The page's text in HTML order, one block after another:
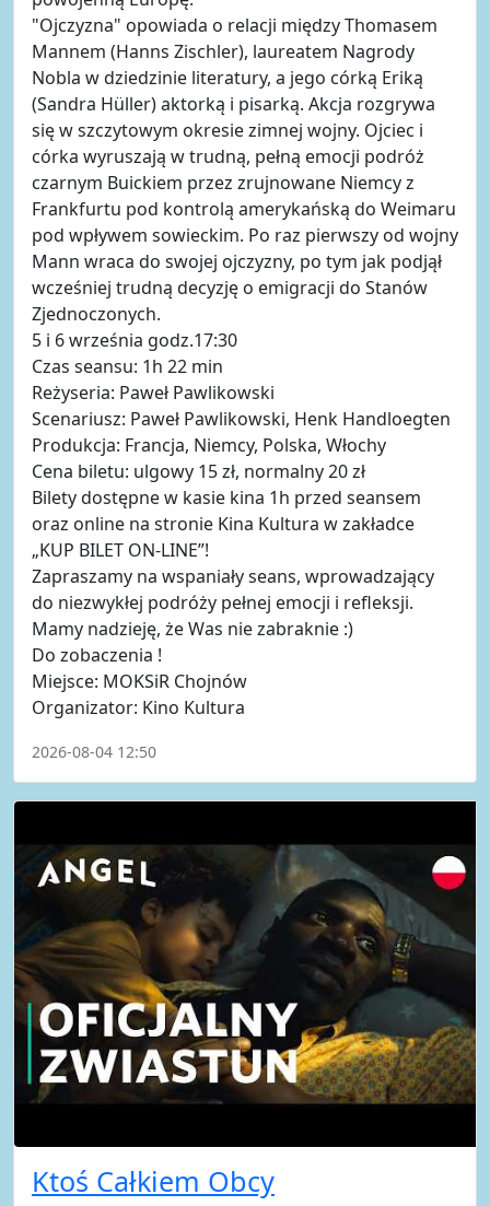
"Ojczyzna" opowiada o relacji między Thomasem
Mannem (Hanns Zischler), laureatem Nagrody
Nobla w dziedzinie literatury, a jego córką Eriką
(Sandra Hüller) aktorką i pisarką. Akcja rozgrywa
się w szczytowym okresie zimnej wojny. Ojciec i
córka wyruszają w trudną, pełną emocji podróż
czarnym Buickiem przez zrujnowane Niemcy z
Frankfurtu pod kontrolą amerykańską do Weimaru
pod wpływem sowieckim. Po raz pierwszy od wojny
Mann wraca do swojej ojczyzny, po tym jak podjął
wcześniej trudną decyzję o emigracji do Stanów
Zjednoczonych.
5 i 6 września godz.17:30
Czas seansu: 1h 22 min
Reżyseria: Paweł Pawlikowski
Scenariusz: Paweł Pawlikowski, Henk Handloegten
Produkcja: Francja, Niemcy, Polska, Włochy
Cena biletu: ulgowy 15 zł, normalny 20 zł
Bilety dostępne w kasie kina 1h przed seansem
oraz online na stronie Kina Kultura w zakładce
„KUP BILET ON-LINE”!
Zapraszamy na wspaniały seans, wprowadzający
do niezwykłej podróży pełnej emocji i refleksji.
Mamy nadzieję, że Was nie zabraknie :)
Do zobaczenia !
Miejsce: MOKSiR Chojnów
Organizator: Kino Kultura
2026-08-04 12:50
Ktoś Całkiem Obcy